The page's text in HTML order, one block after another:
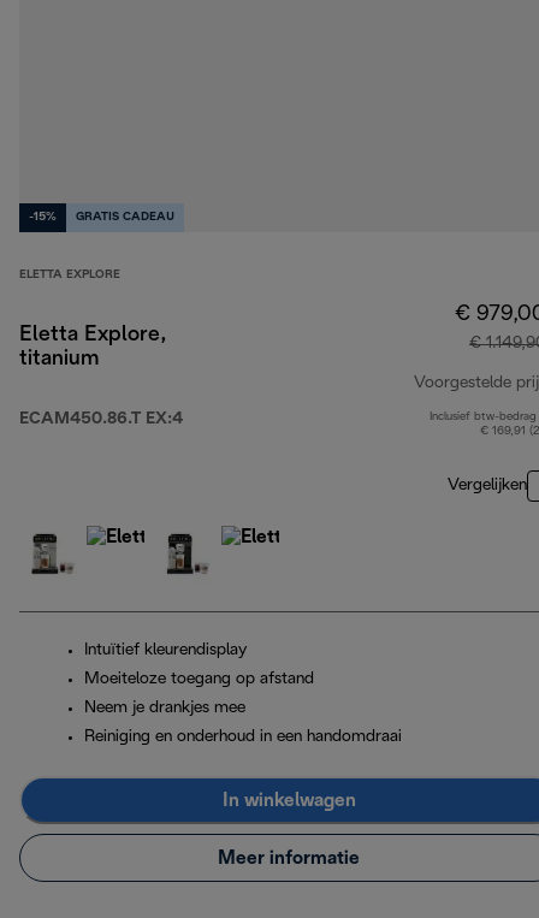
-15% GRATIS CADEAU
ELETTA EXPLORE
Eletta Explore,
titanium
ECAM450.86.T EX:4
€
€
Voorgestelde
Inclusief btw-bedrag
€ 169,91
Vergelijken
Intuïtief kleurendisplay
Moeiteloze toegang op afstand
Neem je drankjes mee
Reiniging en onderhoud in een handomdraai
In winkelwagen
Meer informatie